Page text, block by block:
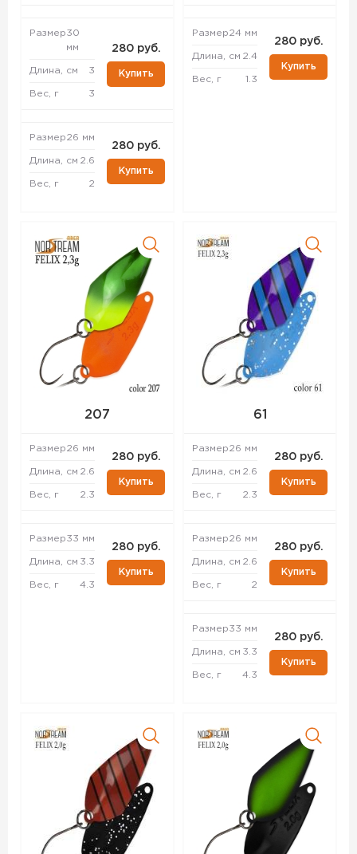
Размер30
мм
Длина, см 3
Вес, г 3
280 руб.
Купить
Размер26 мм
Длина, см 2.6
Вес, г 2
280 руб.
Купить
Размер24 мм
Длина, см 2.4
Вес, г 1.3
280 руб.
Купить
207
Размер26 мм
Длина, см 2.6
Вес, г 2.3
280 руб.
Купить
Размер33 мм
Длина, см 3.3
Вес, г 4.3
280 руб.
Купить
61
Размер26 мм
Длина, см 2.6
Вес, г 2.3
280 руб.
Купить
Размер26 мм
Длина, см 2.6
Вес, г 2
280 руб.
Купить
Размер33 мм
Длина, см 3.3
Вес, г 4.3
280 руб.
Купить